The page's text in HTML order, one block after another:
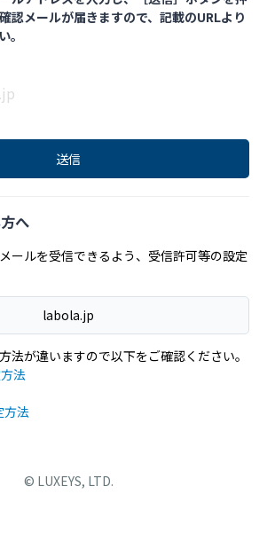
認メールが届きますので、記載のURLより
。
へ
ールを受信できるよう、受信許可等の設定
labola.jp
法が違いますので以下をご確認ください。
法
法
©︎ LUXEYS, LTD.